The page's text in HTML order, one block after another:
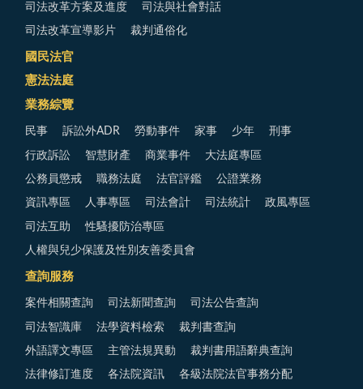
司法改革方案及進度 司法與社會對話
司法改革宣導影片 裁判通俗化
國民法官
憲法法庭
業務綜覽
民事 訴訟外ADR 勞動事件 家事 少年 刑事
行政訴訟 智慧財產 商業事件 大法庭專區
公務員懲戒 職務法庭 法官評鑑 公證業務
資訊專區 人事專區 司法會計 司法統計 政風專區
司法互助 性騷擾防治專區
人權與兒少保護及性別友善委員會
查詢服務
案件相關查詢 司法新聞查詢 司法公告查詢
司法智識庫 法學資料檢索 裁判書查詢
外語譯文專區 主管法規異動 裁判書用語辭典查詢
法律修訂進度 各法院資訊 各級法院法官事務分配